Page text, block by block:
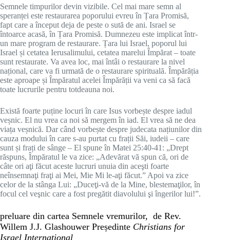
Semnele timpurilor devin vizibile. Cel mai mare semn al
speranței este restaurarea poporului evreu în Țara Promisă,
fapt care a început deja de peste o sută de ani. Israel se
întoarce acasă, în Țara Promisă. Dumnezeu este implicat într-
un mare program de restaurare. Țara lui Israel, poporul lui
Israel și cetatea Ierusalimului, cetatea marelui Împărat – toate
sunt restaurate. Va avea loc, mai întâi o restaurare la nivel
național, care va fi urmată de o restaurare spirituală. Împărăția
este aproape și Împăratul acelei Împărății va veni ca să facă
toate lucrurile pentru totdeauna noi.
Există foarte puține locuri în care Isus vorbește despre iadul
veșnic. El nu vrea ca noi să mergem în iad. El vrea să ne dea
viața veșnică. Dar când vorbește despre judecata națiunilor din
cauza modului în care s-au purtat cu frații Săi, iudeii – care
sunt și frați de sânge – El spune în Matei 25:40-41: „Drept
răspuns, Împăratul le va zice: „Adevărat vă spun că, ori de
câte ori aţi făcut aceste lucruri unuia din aceşti foarte
neînsemnaţi fraţi ai Mei, Mie Mi le-aţi făcut.” Apoi va zice
celor de la stânga Lui: „Duceţi-vă de la Mine, blestemaţilor, în
focul cel veşnic care a fost pregătit diavolului şi îngerilor lui!”.
preluare din cartea Semnele vremurilor, de Rev.
Willem J.J. Glashouwer Președinte Christians for
Israel International